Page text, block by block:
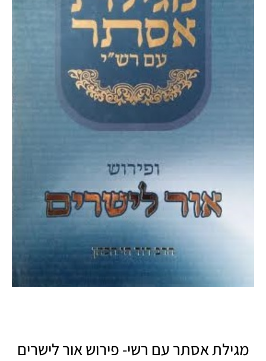
מגילת אסתר עם רשי- פירוש אור לישרים